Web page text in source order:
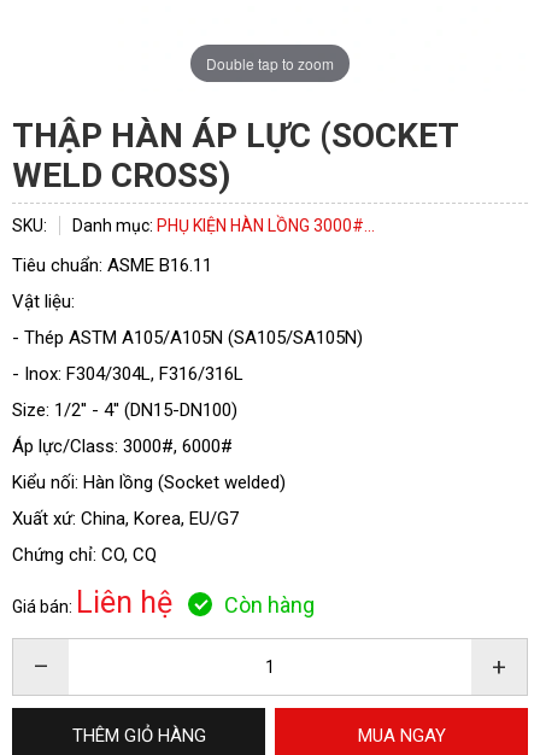
Double tap to zoom
THẬP HÀN ÁP LỰC (SOCKET
WELD CROSS)
SKU: Danh mục: PHỤ KIỆN HÀN LỒNG 3000#...
Tiêu chuẩn: ASME B16.11
Vật liệu:
- Thép ASTM A105/A105N (SA105/SA105N)
- Inox: F304/304L, F316/316L
Size: 1/2'' - 4'' (DN15-DN100)
Áp lực/Class: 3000#, 6000#
Kiểu nối: Hàn lồng (Socket welded)
Xuất xứ: China, Korea, EU/G7
Chứng chỉ: CO, CQ
Giá bán: Liên hệ Còn hàng
– +
THÊM GIỎ HÀNG MUA NGAY
ĐĂNG KÝ TƯ VẤN